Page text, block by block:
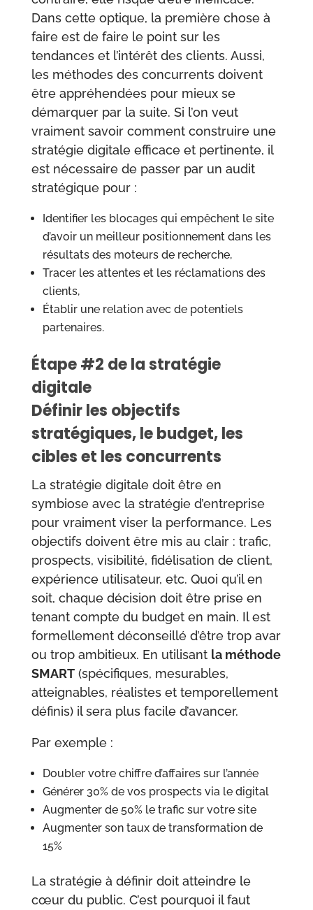
Dans cette optique, la première chose à
faire est de faire le point sur les
tendances et l’intérêt des clients. Aussi,
les méthodes des concurrents doivent
être appréhendées pour mieux se
démarquer par la suite. Si l’on veut
vraiment savoir comment construire une
stratégie digitale efficace et pertinente, il
est nécessaire de passer par un audit
stratégique pour :
Identifier les blocages qui empêchent le site
d’avoir un meilleur positionnement dans les
résultats des moteurs de recherche,
Tracer les attentes et les réclamations des
clients,
Établir une relation avec de potentiels
partenaires.
Étape #2 de la stratégie
digitale
Définir les objectifs
stratégiques, le budget, les
cibles et les concurrents
La stratégie digitale doit être en
symbiose avec la stratégie d’entreprise
pour vraiment viser la performance. Les
objectifs doivent être mis au clair : trafic,
prospects, visibilité, fidélisation de client,
expérience utilisateur, etc. Quoi qu’il en
soit, chaque décision doit être prise en
tenant compte du budget en main. Il est
formellement déconseillé d’être trop avar
ou trop ambitieux. En utilisant la méthode
SMART (spécifiques, mesurables,
atteignables, réalistes et temporellement
définis) il sera plus facile d’avancer.
Par exemple :
Doubler votre chiffre d’affaires sur l’année
Générer 30% de vos prospects via le digital
Augmenter de 50% le trafic sur votre site
Augmenter son taux de transformation de
15%
La stratégie à définir doit atteindre le
cœur du public. C’est pourquoi il faut